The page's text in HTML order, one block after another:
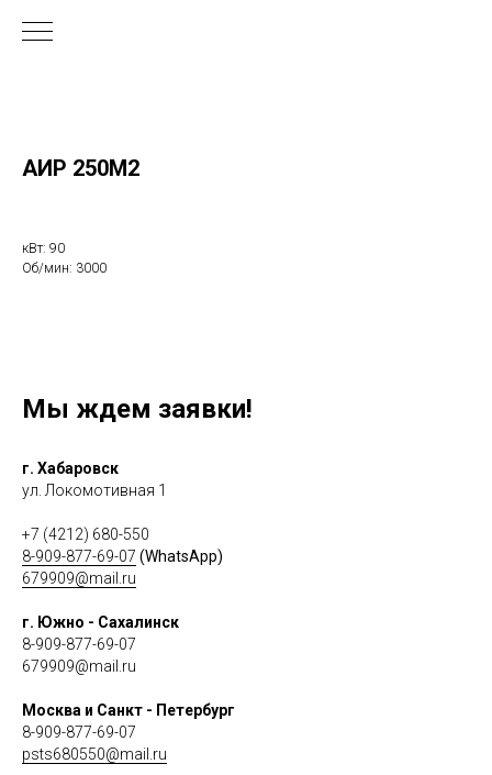
АИР 250М2
кВт: 90
Об/мин: 3000
Мы ждем заявки!
г. Хабаровск
ул. Локомотивная 1
+7 (4212) 680-550
8-909-877-69-07 (WhatsApp)
679909@mail.ru
г. Южно - Сахалинск
8-909-877-69-07
679909@mail.ru
Москва и Санкт - Петербург
8-909-877-69-07
psts680550@mail.ru